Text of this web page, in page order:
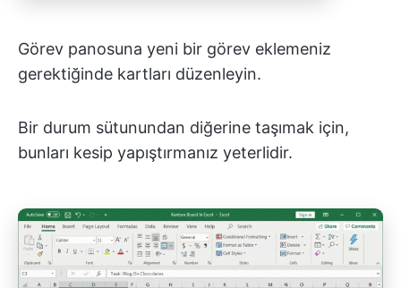
Görev panosuna yeni bir görev eklemeniz
gerektiğinde kartları düzenleyin.
Bir durum sütunundan diğerine taşımak için,
bunları kesip yapıştırmanız yeterlidir.